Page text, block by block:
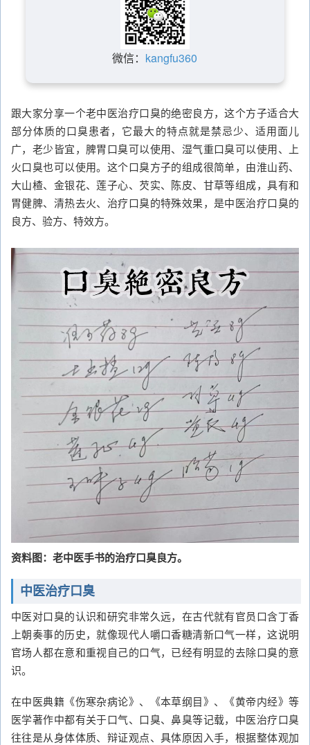
微信： kangfu360
跟大家分享一个老中医治疗口臭的绝密良方，这个方子适合大
部分体质的口臭患者，它最大的特点就是禁忌少、适用面儿
广，老少皆宜，脾胃口臭可以使用、湿气重口臭可以使用、上
火口臭也可以使用。这个口臭方子的组成很简单，由淮山药、
大山楂、金银花、莲子心、芡实、陈皮、甘草等组成，具有和
胃健脾、清热去火、治疗口臭的特殊效果，是中医治疗口臭的
良方、验方、特效方。
资料图：老中医手书的治疗口臭良方。
中医治疗口臭
中医对口臭的认识和研究非常久远，在古代就有官员口含丁香
上朝奏事的历史，就像现代人嚼口香糖清新口气一样，这说明
官场人都在意和重视自己的口气，已经有明显的去除口臭的意
识。
在中医典籍《伤寒杂病论》、《本草纲目》、《黄帝内经》等
医学著作中都有关于口气、口臭、鼻臭等记载，中医治疗口臭
往往是从身体体质、辩证观点、具体原因入手，根据整体观加